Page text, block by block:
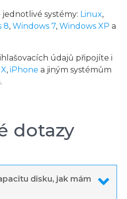
systémy: Linux,
8, Windows 7, Windows XP a
údajů připojíte i
, iPhone a jiným systémům
dotazy
disku, jak mám